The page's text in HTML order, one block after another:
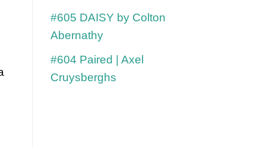
#605 DAISY by Colton
Abernathy
#604 Paired | Axel
Cruysberghs